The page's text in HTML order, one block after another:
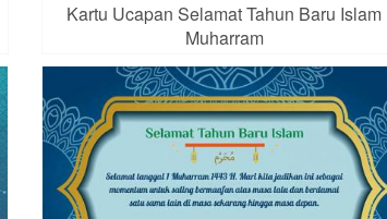
Kartu Ucapan Selamat Tahun Baru Islam
Muharram